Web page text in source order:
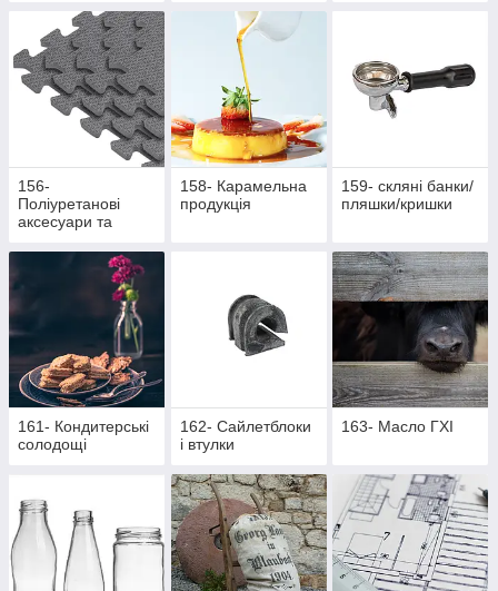
156-
Поліуретанові
аксесуари та
158- Карамельна
продукція
159- скляні банки/
пляшки/кришки
161- Кондитерські
солодощі
162- Cайлетблоки
і втулки
163- Масло ГХІ